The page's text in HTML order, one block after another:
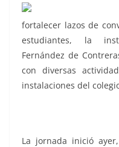
fortalecer lazos de
estudiantes, la
Fernández de
con diversas
instalaciones del
La jornada inició